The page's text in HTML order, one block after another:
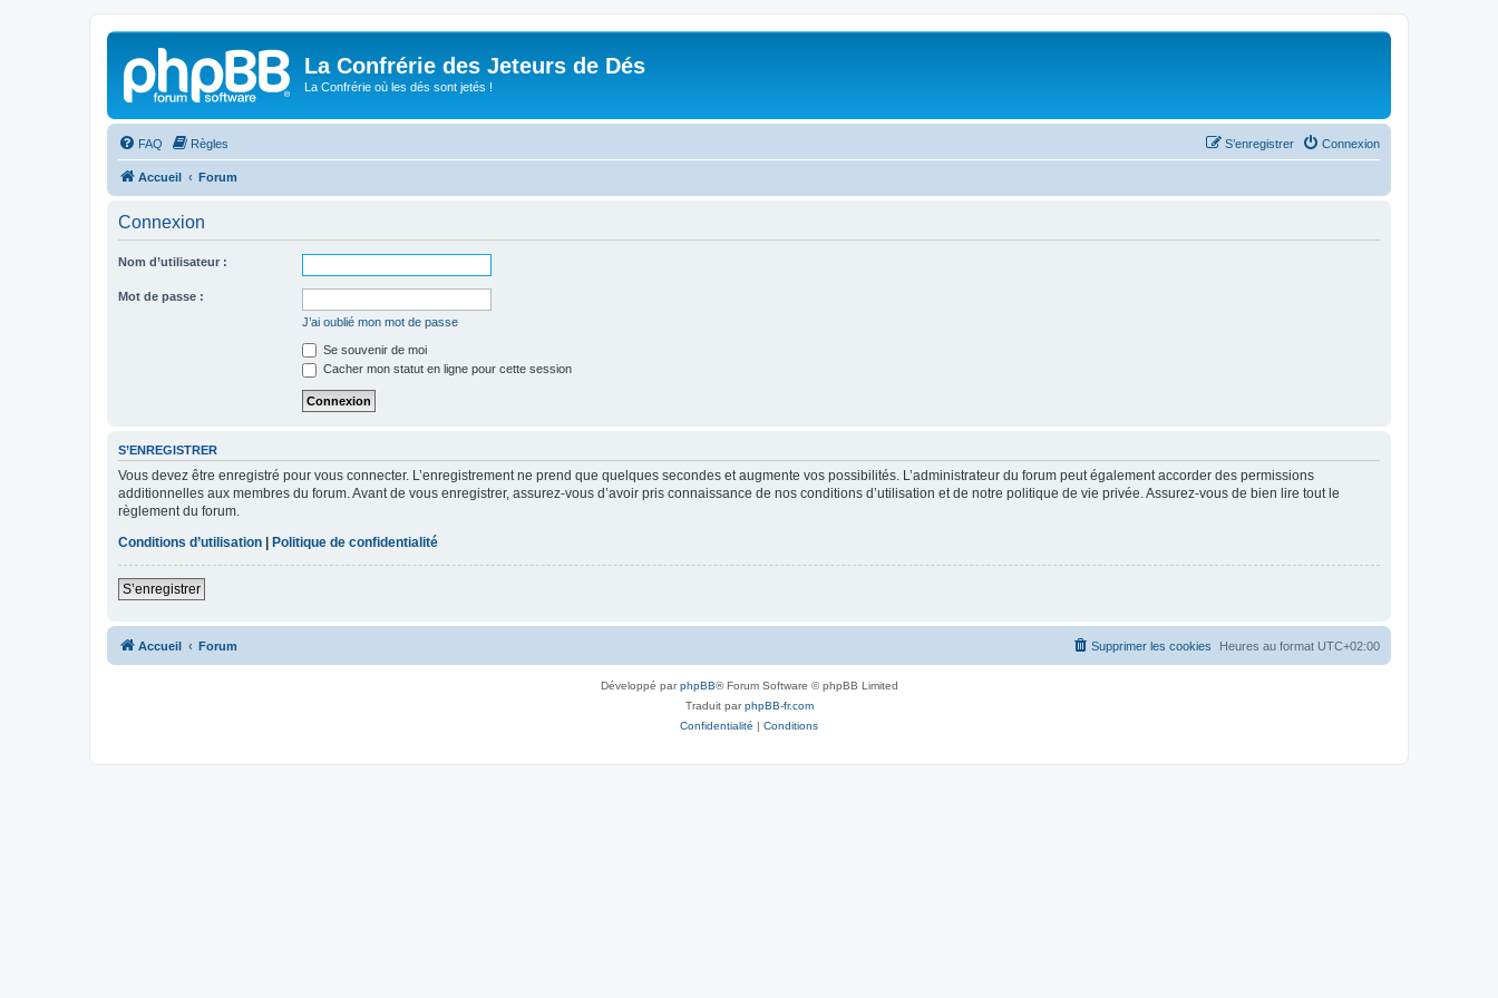
La Confrérie des Jeteurs de Dés
La Confrérie où les dés sont jetés !
FAQ Règles Connexion
S’enregistrer
Accueil Forum
Connexion
Nom d’utilisateur :
Mot de passe :
J’ai oublié mon mot de passe
Se souvenir de moi
Cacher mon statut en ligne pour cette session
S’ENREGISTRER
Vous devez être enregistré pour vous connecter. L’enregistrement ne prend que quelques secondes et augmente vos possibilités. L’administrateur du forum peut également accorder des permissions
additionnelles aux membres du forum. Avant de vous enregistrer, assurez-vous d’avoir pris connaissance de nos conditions d’utilisation et de notre politique de vie privée. Assurez-vous de bien lire tout le
règlement du forum.
Conditions d’utilisation
Politique de confidentialité
S’enregistrer
Accueil Forum Heures au format UTC+02:00
Supprimer les cookies
Développé parphpBB® Forum Software © phpBB Limited
Traduit parphpBB-fr.com
Confidentialité | Conditions